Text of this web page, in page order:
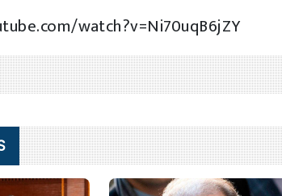
watch?v=Ni70uqB6jZY